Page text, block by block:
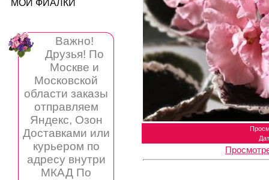
МОИ ФИАЛКИ
Важно!
Друзья! По
Москве и
Московской
области заказы
отправляем
Яндекс, Озон
Доставками или
курьером по
адресу внутри
МКАД По